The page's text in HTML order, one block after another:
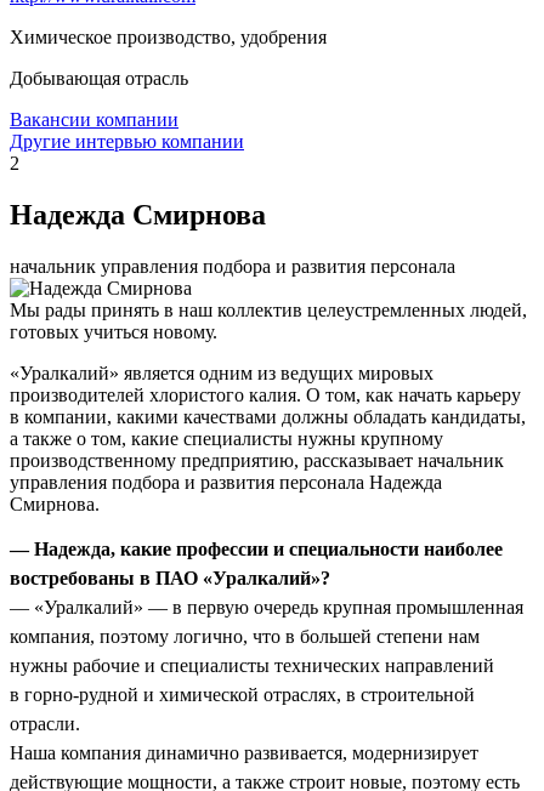
Химическое производство, удобрения
Добывающая отрасль
Вакансии компании
Другие интервью компании
2
Надежда Смирнова
начальник управления подбора и развития персонала
Мы рады принять в наш коллектив целеустремленных людей,
готовых учиться новому.
«Уралкалий» является одним из ведущих мировых
производителей хлористого калия. О том, как начать карьеру
в компании, какими качествами должны обладать кандидаты,
а также о том, какие специалисты нужны крупному
производственному предприятию, рассказывает начальник
управления подбора и развития персонала Надежда
Смирнова.
— Надежда, какие профессии и специальности наиболее
востребованы в ПАО «Уралкалий»?
— «Уралкалий» — в первую очередь крупная промышленная
компания, поэтому логично, что в большей степени нам
нужны рабочие и специалисты технических направлений
в горно-рудной и химической отраслях, в строительной
отрасли.
Наша компания динамично развивается, модернизирует
действующие мощности, а также строит новые, поэтому есть